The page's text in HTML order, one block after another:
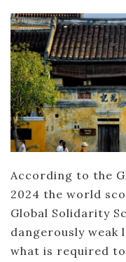
According to the
2024 the world
Global Solidarity
dangerously weak
what is required